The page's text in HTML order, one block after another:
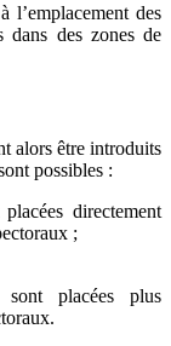
l’emplacement des
dans des zones de
alors être introduits
possibles :
directement
;
placées plus